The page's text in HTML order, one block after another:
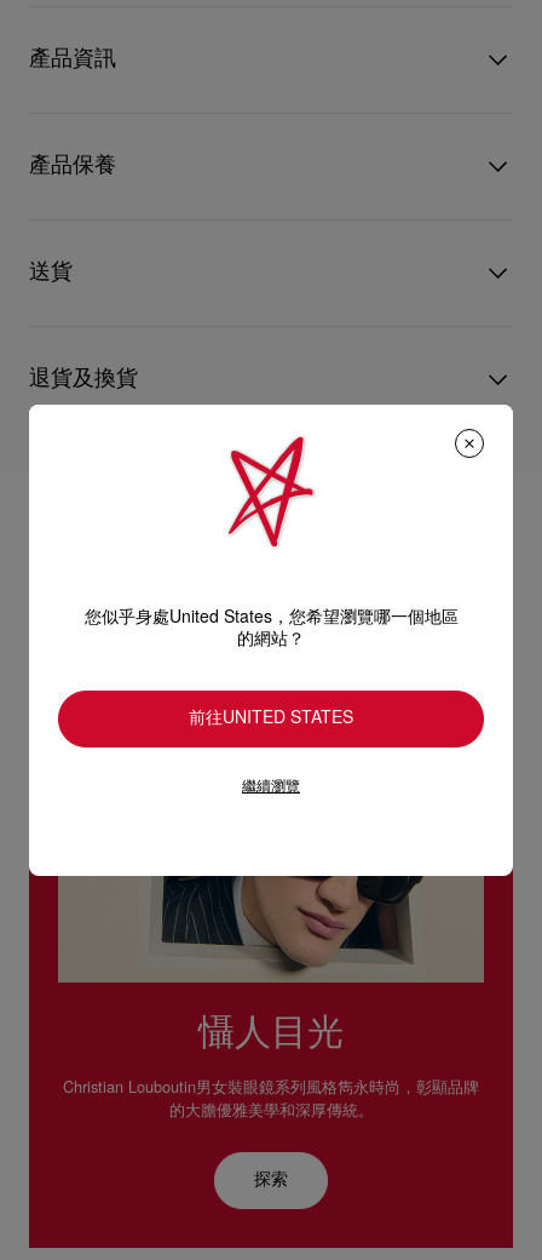
源自 Christian Louboutin 經典的 Hot Chick Pump。
標誌性紅底鞋元素及紅色鏡腳尾端細節相互呼應。鼻墊亦巧妙融
適度與耐用性。
- 鼻橋寬度：16 mm
- 鏡腳長度：135 mm
產品資訊
顏色
Gold smoke
物料
金屬
產品保養
革產品需要深層清潔或保養護理，我們也能為盡應所需，確保您
心儀的設計耐用經年。
送貨
部分地區可能需要額外送貨時間。
估計送貨時間按照加快處理訂單計算。
退貨及換貨
送貨日期起計30天內可以免費退換。
換貨視乎產品存貨而定，請聯絡客戶服務專員。
專門店恕不處理退貨或換貨要求。
退回的產品必須完好無損，紅鞋底亦沒有任何污漬。
懾人目光
Christian Louboutin男女裝眼鏡系列風格雋永時尚，彰顯品牌
的大膽優雅美學和深厚傳統。
探索
您似乎身處United States，您希望瀏覽哪一個地區
的網站？
前往UNITED STATES
繼續瀏覽